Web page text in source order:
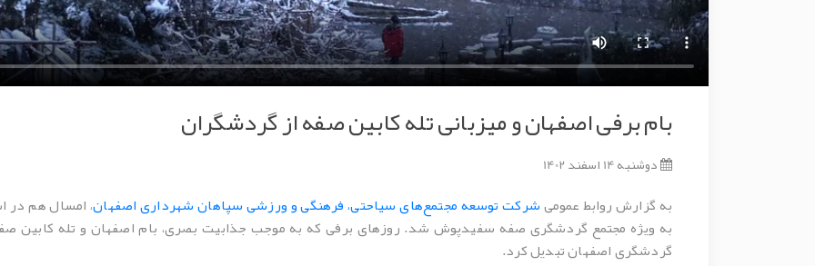
بام برفی اصفهان و میزبانی تله کابین صفه از گردشگران
دوشنبه 14 اسفند 1402
به گزارش روابط عمومیشرکت توسعه مجتمع‌های سیاحتی، فرهنگی و ورزشی سپاهان شهرداری اصفهان
به ویژه مجتمع گردشگری صفه سفیدپوش شد. روزهای برفی که به موجب جذابیت بصری، بام اصفهان و تله کابین
گردشگری اصفهان تبدیل کرد.